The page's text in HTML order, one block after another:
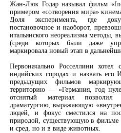
Жан-Люк Годар называл фильм
примером «сотворения мира»
Доля эксперимента, где
постановочное и наоборот,
итальянского неореализма методы,
(среди которых были даже
маркировала новый этап в
Первоначально Росселлини хотел
индийских городах и назвать
предыдущих фильмов
территорию — «Германия, год
отснятый материал позволил
драматургию, выражающую
людей, и фокус сместился на
природой, существующую в фильме
и сред, но и в виде животных.